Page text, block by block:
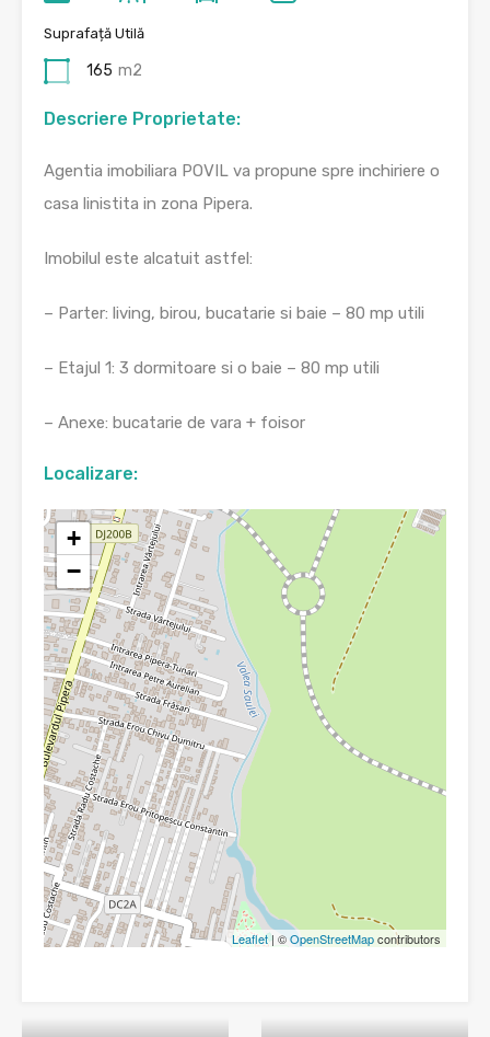
Suprafață Utilă
165 m2
Descriere Proprietate:
Agentia imobiliara POVIL va propune spre inchiriere o
casa linistita in zona Pipera.
Imobilul este alcatuit astfel:
– Parter: living, birou, bucatarie si baie – 80 mp utili
– Etajul 1: 3 dormitoare si o baie – 80 mp utili
– Anexe: bucatarie de vara + foisor
Localizare:
+
−
Leaflet| ©OpenStreetMapcontributors